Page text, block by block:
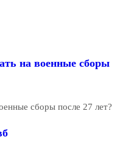
на военные сборы
сборы после 27 лет?